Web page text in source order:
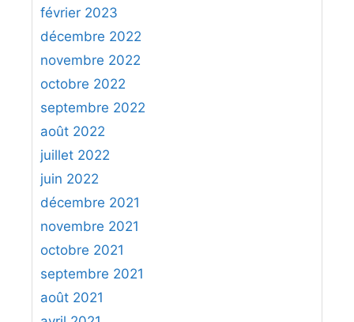
v
e
u
février 2023
décembre 2022
novembre 2022
octobre 2022
septembre 2022
août 2022
juillet 2022
juin 2022
décembre 2021
novembre 2021
octobre 2021
septembre 2021
août 2021